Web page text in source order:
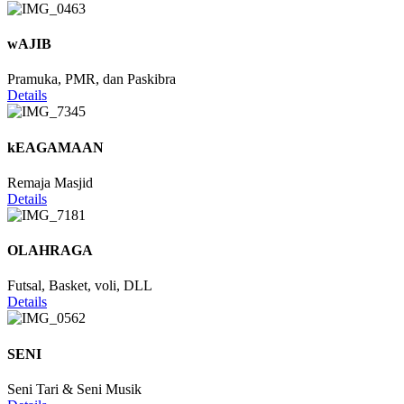
wAJIB
Pramuka, PMR, dan Paskibra
Details
kEAGAMAAN
Remaja Masjid
Details
OLAHRAGA
Futsal, Basket, voli, DLL
Details
SENI
Seni Tari & Seni Musik